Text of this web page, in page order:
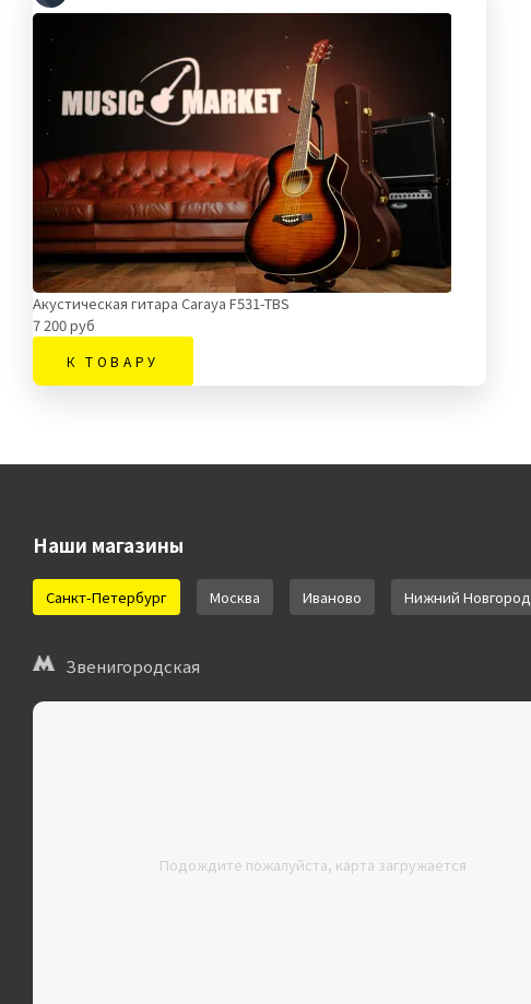
Акустическая гитара Caraya F531-TBS
7 200 руб
К ТОВАРУ
Наши магазины
Санкт-Петербург Москва Иваново Нижний Новгород
Звенигородская
Подождите пожалуйста, карта загружается